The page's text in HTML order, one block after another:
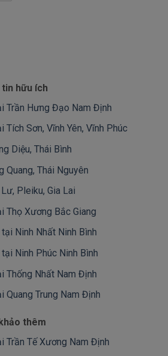
hữu ích
Trần Hưng Đạo Nam Định
Tích Sơn, Vĩnh Yên, Vĩnh Phúc
Diệu, Thái Bình
Thái Nguyên
Pleiku, Gia Lai
Thọ Xương Bắc Giang
Ninh Nhất Ninh Bình
Ninh Phúc Ninh Bình
Thống Nhất Nam Định
Quang Trung Nam Định
thêm
Trần Tế Xương Nam Định